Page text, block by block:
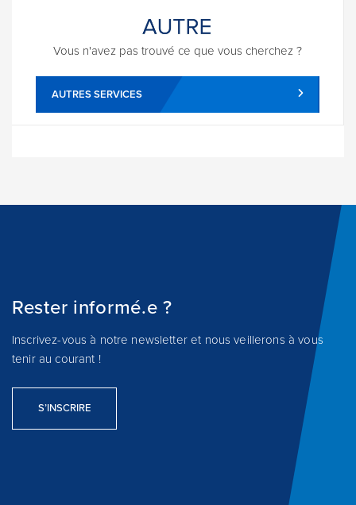
Vous n'avez pas trouvé ce que vous cherchez ?
AUTRES SERVICES
Rester informé.e ?
Inscrivez-vous à notre newsletter et nous veillerons à vous
tenir au courant !
S’INSCRIRE